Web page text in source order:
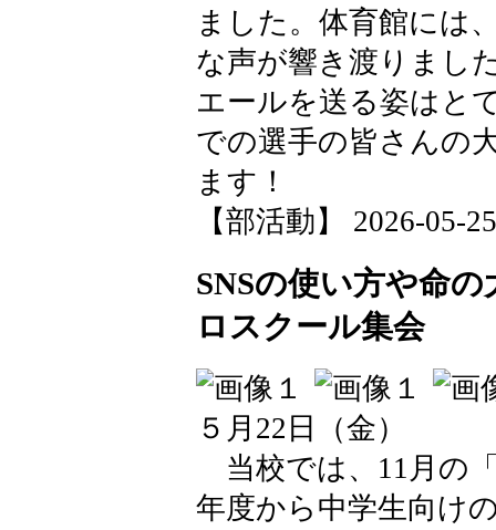
ました。体育館には
な声が響き渡りまし
エールを送る姿はと
での選手の皆さんの
ます！
【部活動】 2026-05-
SNSの使い方や命
ロスクール集会
５月22日（金）
当校では、11月の
年度から中学生向け